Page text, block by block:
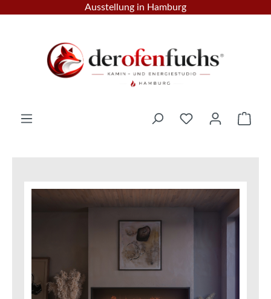
Zum Hauptinhalt springen
Ausstellung in Hamburg